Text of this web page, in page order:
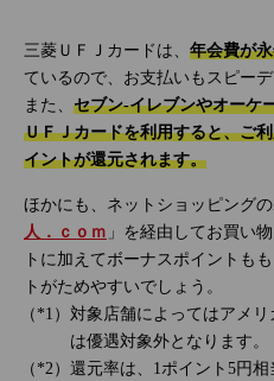
三菱ＵＦＪカードは、 年会費が
ているので、お支払いもスピーデ
また、 セブン‐イレブンやオーケ
ＵＦＪカードを利用すると、ご
イントが還元されます。
ほかにも、ネットショッピング
人．ｃｏｍ 」を経由してお買い
トに加えてボーナスポイントも
トがためやすいでしょう。
対象店舗によってはアメ
は優遇対象外となります。
還元率は、1ポイント5円